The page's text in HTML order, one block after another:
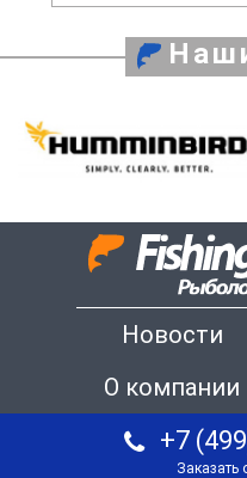
Новости
О компании
+7
Заказать